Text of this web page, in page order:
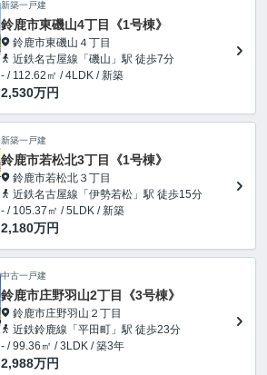
新築一戸建
鈴鹿市東磯山4丁目《1号棟》
鈴鹿市東磯山４丁目
近鉄名古屋線「磯山」駅 徒歩7分
- / 112.62㎡ / 4LDK / 新築
2,530万円
新築一戸建
鈴鹿市若松北3丁目《1号棟》
鈴鹿市若松北３丁目
近鉄名古屋線「伊勢若松」駅 徒歩15分
- / 105.37㎡ / 5LDK / 新築
2,180万円
中古一戸建
鈴鹿市庄野羽山2丁目《3号棟》
鈴鹿市庄野羽山２丁目
近鉄鈴鹿線「平田町」駅 徒歩23分
- / 99.36㎡ / 3LDK / 築3年
2,988万円